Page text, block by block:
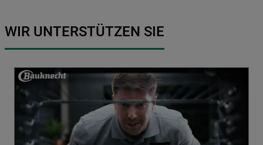
WIR UNTERSTÜTZEN SIE